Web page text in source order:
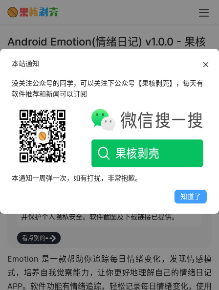
Android Emotion(情绪日记) v1.0.0 - 果核
2025年5月7日 上午11:24 生活相关
AI摘要
此内容由AI根据文章内容自动生成，并已由人工审核
Emotion是一款情绪日记APP，可追踪每日情绪变化，发现
情感模式，提升自我觉察能力。功能包括情绪追踪、日记
记录、情绪分析、日历视图、情绪提醒和隐私保护。用户
可用表情符号记录感受，添加照片、位置和标签创建情绪
日记，通过图表了解情绪趋势，设置提醒养成记录习惯，
并保护个人隐私安全。软件截图及下载链接已提供。
看点别的
Emotion 是一款帮助你追踪每日情绪变化，发现情感模
式，培养自我觉察能力，让你更好地理解自己的情绪日记
APP。软件功能有情绪追踪，轻松记录每日情绪变化，使用
本站通知
没关注公众号的同学，可以关注下公众号【果核剥壳】，每天有
软件推荐和新闻可以订阅
本通知一周弹一次，如有打扰，非常抱歉。
知道了